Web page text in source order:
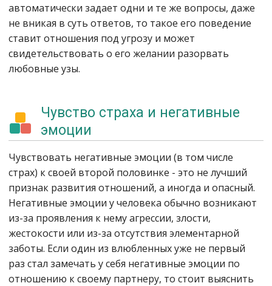
автоматически задает одни и те же вопросы, даже
не вникая в суть ответов, то такое его поведение
ставит отношения под угрозу и может
свидетельствовать о его желании разорвать
любовные узы.
Чувство страха и негативные
эмоции
Чувствовать негативные эмоции (в том числе
страх) к своей второй половинке - это не лучший
признак развития отношений, а иногда и опасный.
Негативные эмоции у человека обычно возникают
из-за проявления к нему агрессии, злости,
жестокости или из-за отсутствия элементарной
заботы. Если один из влюбленных уже не первый
раз стал замечать у себя негативные эмоции по
отношению к своему партнеру, то стоит выяснить